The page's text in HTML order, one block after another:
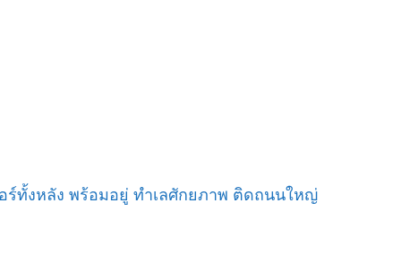
ร์ทั้งหลัง พร้อมอยู่ ทำเลศักยภาพ ติดถนนใหญ่